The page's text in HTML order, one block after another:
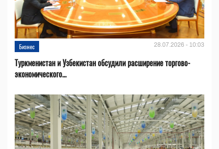
Бизнес 28.07.2026 - 10:03
Туркменистан и Узбекистан обсудили расширение торгово-
экономического...